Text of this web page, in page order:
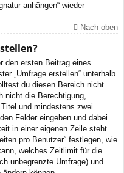
anhängen“ wieder
Nach oben
den ersten Beitrag eines
„Umfrage erstellen“ unterhalb
du diesen Bereich nicht
nicht die Berechtigung,
und mindestens zwei
Felder eingeben und dabei
in einer eigenen Zeile steht.
pro Benutzer“ festlegen, wie
welches Zeitlimit für die
unbegrenzte Umfrage) und